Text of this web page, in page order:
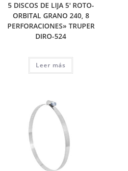
5 DISCOS DE LIJA 5′ ROTO-
ORBITAL GRANO 240, 8
PERFORACIONES» TRUPER
DIRO-524
Leer más